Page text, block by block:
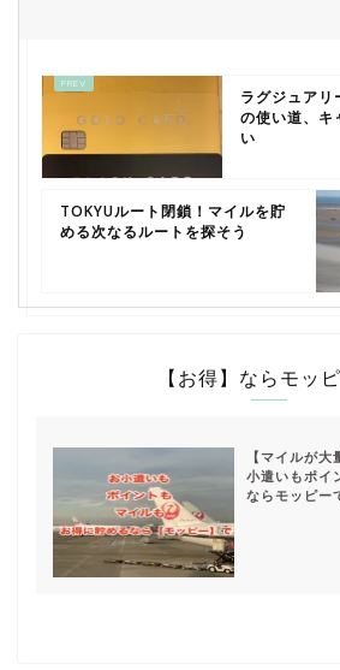
ラグジュアリ
の使い道、キ
い
TOKYUルート閉鎖！マイルを貯
める次なるルートを探そう
【お得】ならモッ
【マイルが
小遣いもポイ
ならモッピー